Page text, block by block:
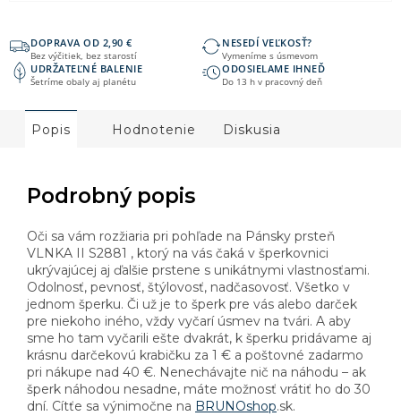
DOPRAVA OD 2,90 €
Bez výčitiek, bez starostí
NESEDÍ VEĽKOSŤ?
Vymeníme s úsmevom
UDRŽATEĽNÉ BALENIE
Šetríme obaly aj planétu
ODOSIELAME IHNEĎ
Do 13 h v pracovný deň
Popis Hodnotenie Diskusia
Podrobný popis
Oči sa vám rozžiaria pri pohľade na Pánsky prsteň
VLNKA II S2881 , ktorý na vás čaká v šperkovnici
ukrývajúcej aj ďalšie prstene s unikátnymi vlastnosťami.
Odolnosť, pevnosť, štýlovosť, nadčasovosť. Všetko v
jednom šperku. Či už je to šperk pre vás alebo darček
pre niekoho iného, vždy vyčarí úsmev na tvári. A aby
sme ho tam vyčarili ešte dvakrát, k šperku pridávame aj
krásnu darčekovú krabičku za 1 € a poštovné zadarmo
pri nákupe nad 40 €. Nenechávajte nič na náhodu – ak
šperk náhodou nesadne, máte možnosť vrátiť ho do 30
dní. Cítťe sa výnimočne na BRUNOshop.sk.